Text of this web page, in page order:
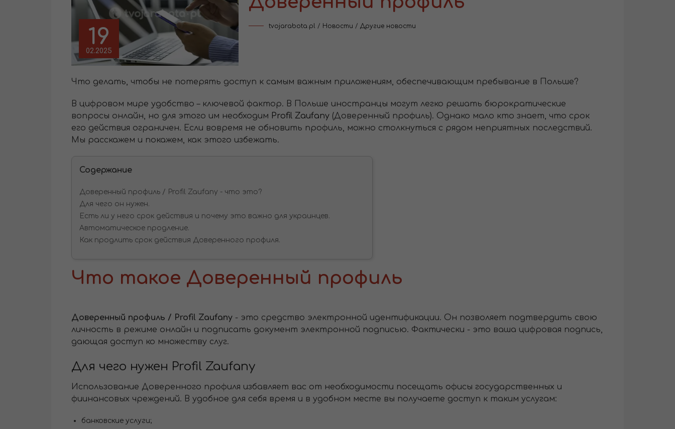
19
02.2025
tvojarabota.pl / Новости /Другие новости
Что делать, чтобы не потерять доступ к самым важным приложениям, обеспечивающим пребывание в Польше?
В цифровом мире удобство – ключевой фактор. В Польше иностранцы могут легко решать бюрократические
вопросы онлайн, но для этого им необходим Profil Zaufany (Доверенный профиль). Однако мало кто знает, что срок
его действия ограничен. Если вовремя не обновить профиль, можно столкнуться с рядом неприятных последствий.
Мы расскажем и покажем, как этого избежать.
Содержание
Доверенный профиль / Profil Zaufany - что это?
Для чего он нужен.
Есть ли у него срок действия и почему это важно для украинцев.
Автоматическое продление.
Как продлить срок действия Доверенного профиля.
Что такое Доверенный профиль
Доверенный профиль / Profil Zaufany - это средство электронной идентификации. Он позволяет подтвердить свою
личность в режиме онлайн и подписать документ электронной подписью. Фактически - это ваша цифровая подпись,
дающая доступ ко множеству слуг.
Для чего нужен Profil Zaufany
Использование Доверенного профиля избавляет вас от необходимости посещать офисы государственных и
фиинансовых чреждений. В удобное для себя время и в удобном месте вы получаете доступ к таким услугам:
банковские услуги;